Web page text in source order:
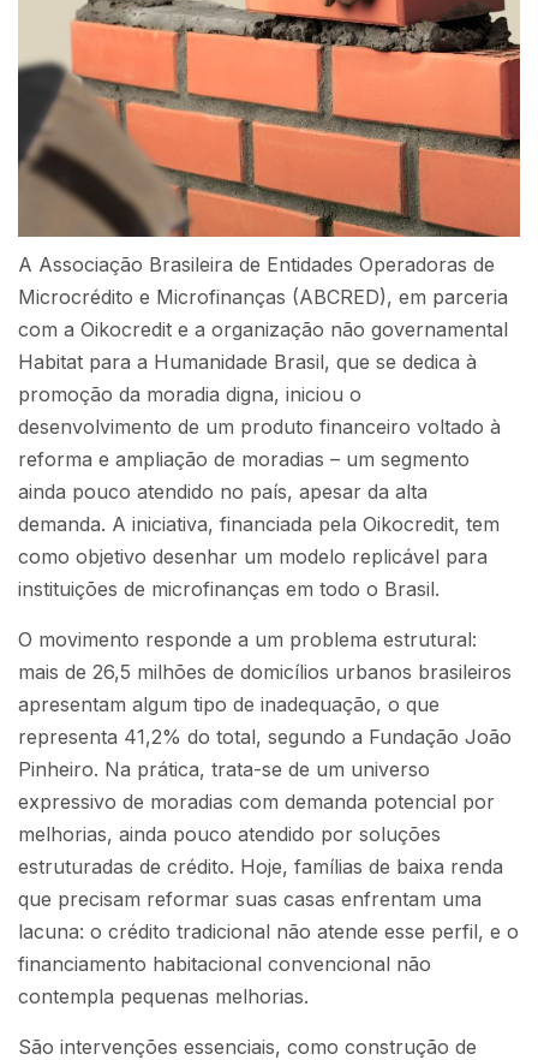
A Associação Brasileira de Entidades Operadoras de
Microcrédito e Microfinanças (ABCRED), em parceria
com a Oikocredit e a organização não governamental
Habitat para a Humanidade Brasil, que se dedica à
promoção da moradia digna, iniciou o
desenvolvimento de um produto financeiro voltado à
reforma e ampliação de moradias – um segmento
ainda pouco atendido no país, apesar da alta
demanda. A iniciativa, financiada pela Oikocredit, tem
como objetivo desenhar um modelo replicável para
instituições de microfinanças em todo o Brasil.
O movimento responde a um problema estrutural:
mais de 26,5 milhões de domicílios urbanos brasileiros
apresentam algum tipo de inadequação, o que
representa 41,2% do total, segundo a Fundação João
Pinheiro. Na prática, trata-se de um universo
expressivo de moradias com demanda potencial por
melhorias, ainda pouco atendido por soluções
estruturadas de crédito. Hoje, famílias de baixa renda
que precisam reformar suas casas enfrentam uma
lacuna: o crédito tradicional não atende esse perfil, e o
financiamento habitacional convencional não
contempla pequenas melhorias.
São intervenções essenciais, como construção de